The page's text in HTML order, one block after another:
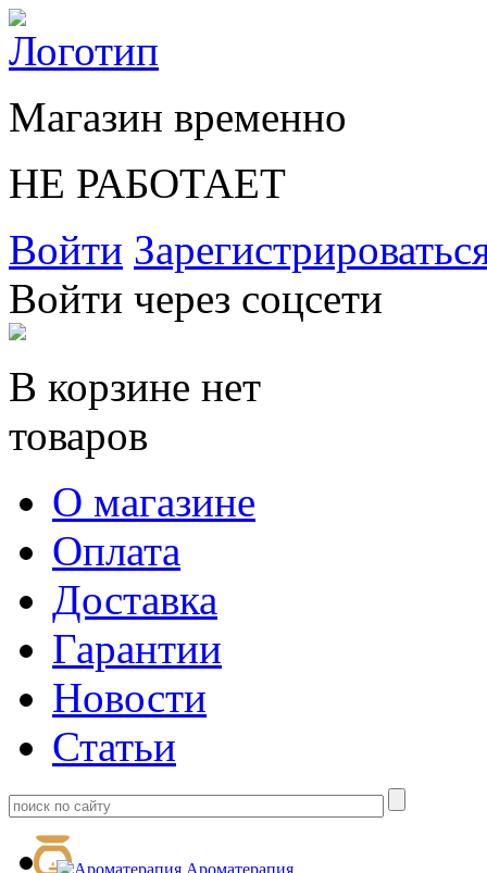
Магазин временно
НЕ РАБОТАЕТ
Войти
Войти через соцсети
В корзине нет
товаров
О магазине
Оплата
Доставка
Гарантии
Новости
Статьи
Ароматерапия